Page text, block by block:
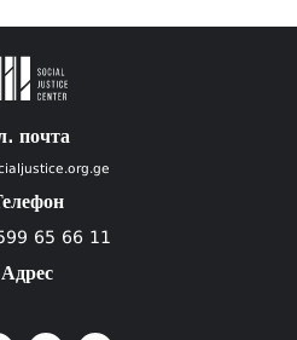
почта
65 66 11
Адрес